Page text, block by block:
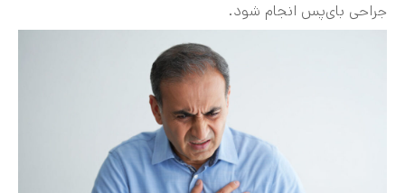
جراحی بای‌پس انجام شود.